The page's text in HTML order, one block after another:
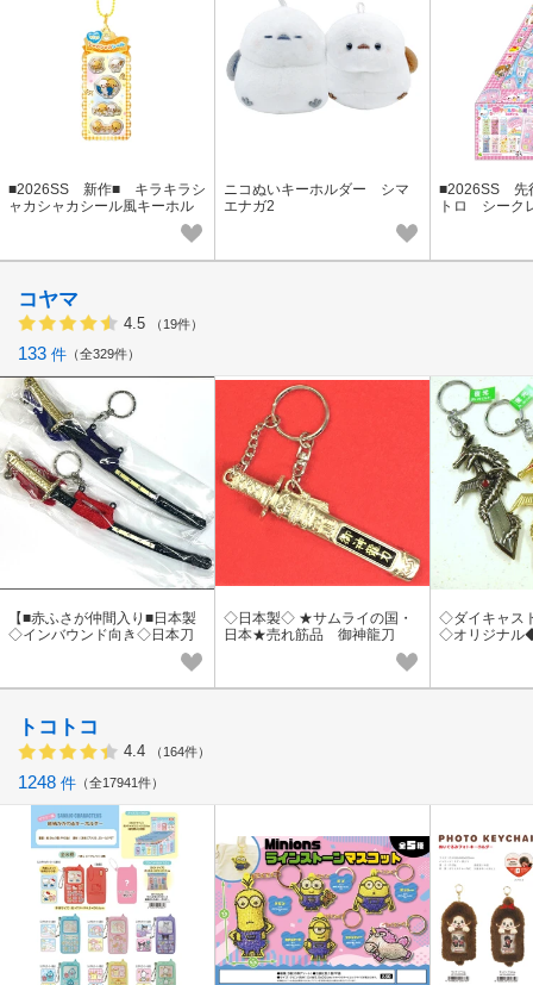
■2026SS 新作■ キラキラシ
ャカシャカシール風キーホル
ニコぬいキーホルダー シマ
エナガ2
■2026SS 先
トロ シーク
コヤマ
4.5 （19件）
133 件 全329件
【■赤ふさが仲間入り■日本製
◇インバウンド向き◇日本刀
◇】◇新・護身刀 キーホルダ
◇日本製◇ ★サムライの国・
日本★売れ筋品 御神龍刀
（新・サヤ付日本刀）キーホ
◇ダイキャス
◇オリジナル
トコトコ
4.4 （164件）
1248 件 全17941件